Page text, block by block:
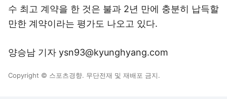
수 최고 계약을 한 것은 불과 2년 만에 충분히 납득할
만한 계약이라는 평가도 나오고 있다.
양승남 기자 ysn93@kyunghyang.com
Copyright © 스포츠경향. 무단전재 및 재배포 금지.